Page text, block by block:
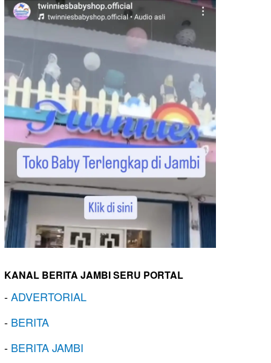
KANAL BERITA JAMBI SERU PORTAL
-ADVERTORIAL
- BERITA
- BERITA JAMBI